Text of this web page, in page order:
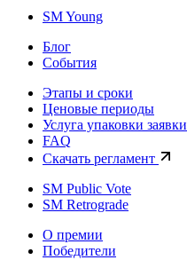
SM Young
Блог
События
Этапы и сроки
Ценовые периоды
Услуга упаковки заявки
FAQ
Скачать регламент
SM Public Vote
SM Retrograde
О премии
Победители